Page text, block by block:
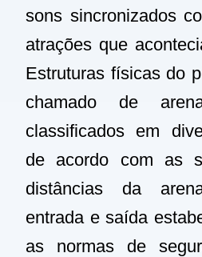
sons sincronizados
atrações que
Estruturas físicas do
chamado de
classificados em
de acordo com as
distâncias da
entrada e saída
as normas de